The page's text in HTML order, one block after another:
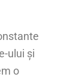
ului și
o